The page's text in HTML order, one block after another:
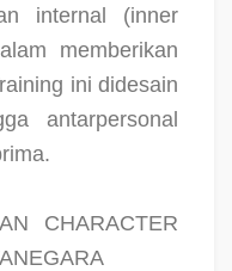
internal (inner
memberikan
ini didesain
antarpersonal
CHARACTER